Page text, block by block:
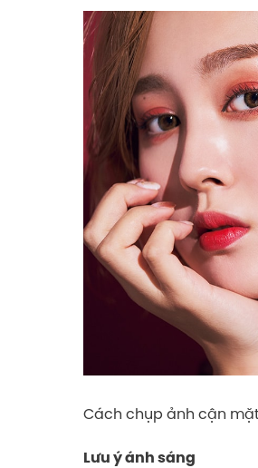
Cách chụp ảnh cận
Lưu ý ánh sáng